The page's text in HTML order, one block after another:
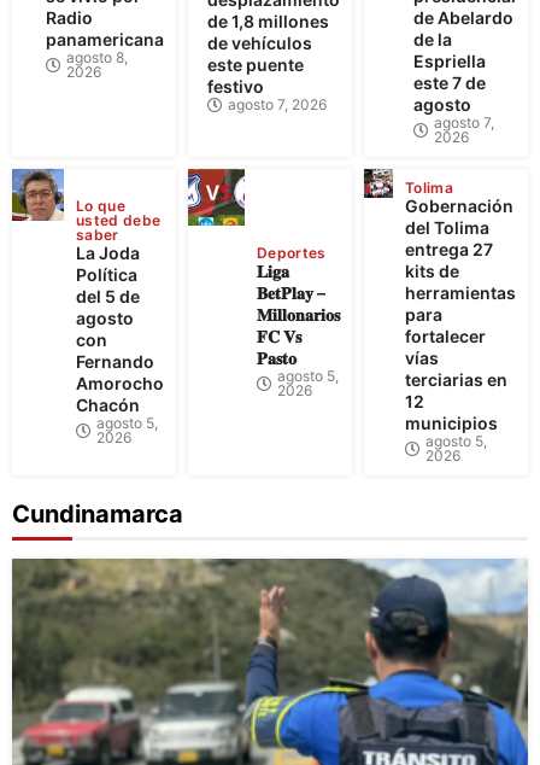
Radio
panamericana
agosto 8,
2026
de 1,8 millones
de vehículos
este puente
festivo
agosto 7, 2026
de Abelardo
de la
Espriella
este 7 de
agosto
agosto 7,
2026
Lo que
usted debe
saber
La Joda
Política
del 5 de
agosto
con
Fernando
Amorocho
Chacón
agosto 5,
2026
Deportes
𝐋𝐢𝐠𝐚
𝐁𝐞𝐭𝐏𝐥𝐚𝐲 –
𝐌𝐢𝐥𝐥𝐨𝐧𝐚𝐫𝐢𝐨𝐬
𝐅𝐂 𝐕𝐬
𝐏𝐚𝐬𝐭𝐨
agosto 5,
2026
Tolima
Gobernación
del Tolima
entrega 27
kits de
herramientas
para
fortalecer
vías
terciarias en
12
municipios
agosto 5,
2026
Cundinamarca